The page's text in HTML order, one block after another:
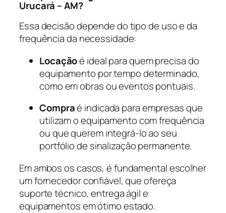
Urucará – AM?
Essa decisão depende do tipo de uso e da
frequência da necessidade:
Locaçãoé ideal para quem precisa do
equipamento por tempo determinado,
como em obras ou eventos pontuais.
Compraé indicada para empresas que
utilizam o equipamento com frequência
ou que querem integrá-lo ao seu
portfólio de sinalização permanente.
Em ambos os casos, é fundamental escolher
um fornecedor confiável, que ofereça
suporte técnico, entrega ágil e
equipamentos em ótimo estado.